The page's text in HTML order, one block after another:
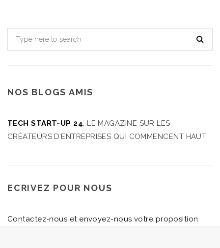
NOS BLOGS AMIS
TECH START-UP 24, LE MAGAZINE SUR LES
CRÉATEURS D’ENTREPRISES QUI COMMENCENT HAUT
ECRIVEZ POUR NOUS
Contactez-nous et envoyez-nous votre proposition